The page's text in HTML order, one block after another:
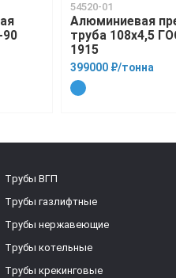
90
54520-01
Алюминиевая
труба 108х4,5
1915
399000 ₽/тонна
Трубы ВГП
Трубы газлифтные
Трубы нержавеющие
Трубы котельные
Трубы крекинговые